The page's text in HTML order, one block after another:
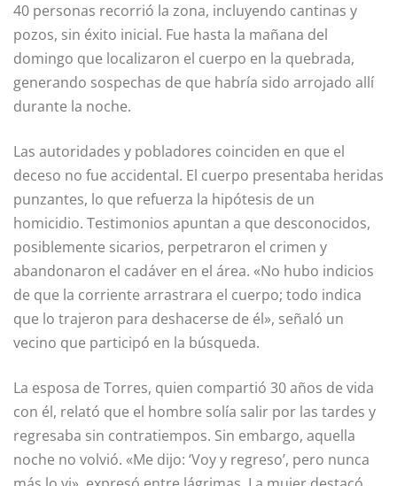
40 personas recorrió la zona, incluyendo cantinas y
pozos, sin éxito inicial. Fue hasta la mañana del
domingo que localizaron el cuerpo en la quebrada,
generando sospechas de que habría sido arrojado allí
durante la noche.
Las autoridades y pobladores coinciden en que el
deceso no fue accidental. El cuerpo presentaba heridas
punzantes, lo que refuerza la hipótesis de un
homicidio. Testimonios apuntan a que desconocidos,
posiblemente sicarios, perpetraron el crimen y
abandonaron el cadáver en el área. «No hubo indicios
de que la corriente arrastrara el cuerpo; todo indica
que lo trajeron para deshacerse de él», señaló un
vecino que participó en la búsqueda.
La esposa de Torres, quien compartió 30 años de vida
con él, relató que el hombre solía salir por las tardes y
regresaba sin contratiempos. Sin embargo, aquella
noche no volvió. «Me dijo: ‘Voy y regreso’, pero nunca